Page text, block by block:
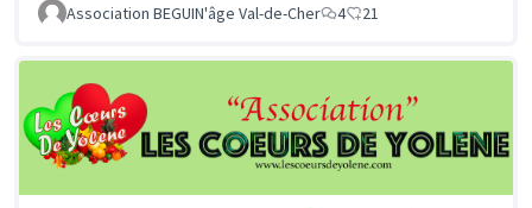
Association BEGUIN'âge Val-de-Cher
4 21